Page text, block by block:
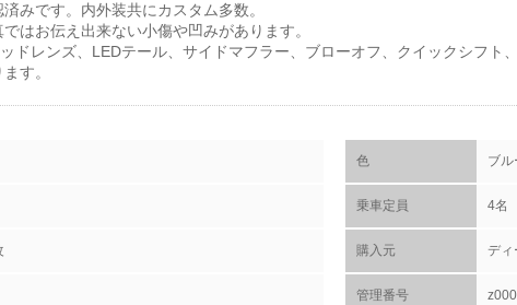
みです。内外装共にカスタム多数。
はお伝え出来ない小傷や凹みがあります。
ドレンズ、LEDテール、サイドマフラー、ブローオフ、クイックシフト
す。
色 ブル
乗車定員 4名
購入元 ディ
管理番号